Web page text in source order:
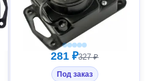
281 ₽327 ₽
Под заказ